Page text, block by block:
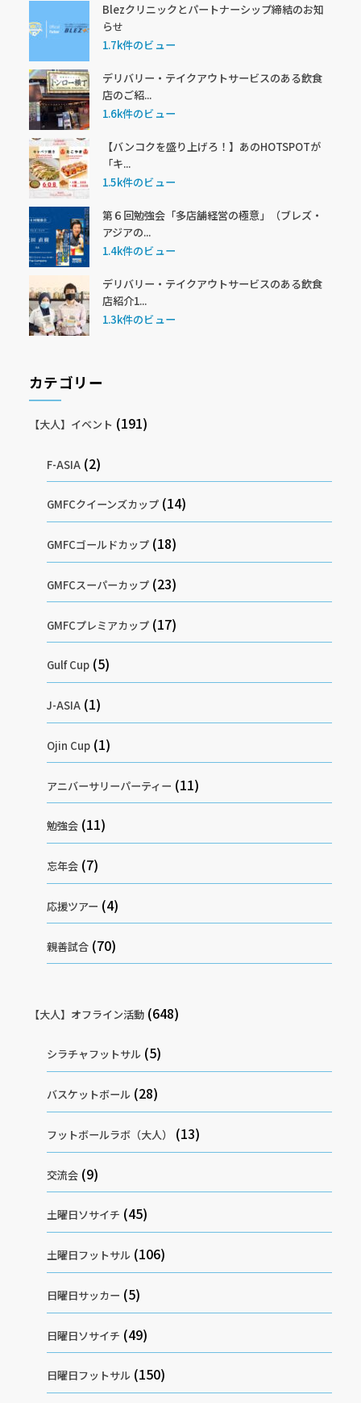
Blezクリニックとパートナーシップ締結のお知
らせ
1.7k件のビュー
デリバリー・テイクアウトサービスのある飲食
店のご紹...
1.6k件のビュー
【バンコクを盛り上げろ！】あのHOTSPOTが
「キ...
1.5k件のビュー
第６回勉強会「多店舗経営の極意」（ブレズ・
アジアの...
1.4k件のビュー
デリバリー・テイクアウトサービスのある飲食
店紹介1...
1.3k件のビュー
カテゴリー
【大人】イベント (191)
F-ASIA (2)
GMFCクイーンズカップ (14)
GMFCゴールドカップ (18)
GMFCスーパーカップ (23)
GMFCプレミアカップ (17)
Gulf Cup (5)
J-ASIA (1)
Ojin Cup (1)
アニバーサリーパーティー (11)
勉強会 (11)
忘年会 (7)
応援ツアー (4)
親善試合 (70)
【大人】オフライン活動(648)
シラチャフットサル (5)
バスケットボール (28)
フットボールラボ（大人） (13)
交流会 (9)
土曜日ソサイチ (45)
土曜日フットサル (106)
日曜日サッカー (5)
日曜日ソサイチ (49)
日曜日フットサル (150)